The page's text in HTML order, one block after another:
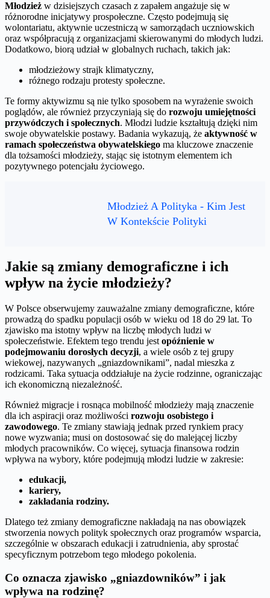
Młodzież w dzisiejszych czasach z zapałem angażuje się w
różnorodne inicjatywy prospołeczne. Często podejmują się
wolontariatu, aktywnie uczestniczą w samorządach uczniowskich
oraz współpracują z organizacjami skierowanymi do młodych ludzi.
Dodatkowo, biorą udział w globalnych ruchach, takich jak:
młodzieżowy strajk klimatyczny,
różnego rodzaju protesty społeczne.
Te formy aktywizmu są nie tylko sposobem na wyrażenie swoich
poglądów, ale również przyczyniają się do rozwoju umiejętności
przywódczych i społecznych. Młodzi ludzie kształtują dzięki nim
swoje obywatelskie postawy. Badania wykazują, że aktywność w
ramach społeczeństwa obywatelskiego ma kluczowe znaczenie
dla tożsamości młodzieży, stając się istotnym elementem ich
pozytywnego potencjału życiowego.
Młodzież A Polityka - Kim Jest
W Kontekście Polityki
Jakie są zmiany demograficzne i ich
wpływ na życie młodzieży?
W Polsce obserwujemy zauważalne zmiany demograficzne, które
prowadzą do spadku populacji osób w wieku od 18 do 29 lat. To
zjawisko ma istotny wpływ na liczbę młodych ludzi w
społeczeństwie. Efektem tego trendu jest opóźnienie w
podejmowaniu dorosłych decyzji, a wiele osób z tej grupy
wiekowej, nazywanych „gniazdownikami”, nadal mieszka z
rodzicami. Taka sytuacja oddziałuje na życie rodzinne, ograniczając
ich ekonomiczną niezależność.
Również migracje i rosnąca mobilność młodzieży mają znaczenie
dla ich aspiracji oraz możliwości rozwoju osobistego i
zawodowego. Te zmiany stawiają jednak przed rynkiem pracy
nowe wyzwania; musi on dostosować się do malejącej liczby
młodych pracowników. Co więcej, sytuacja finansowa rodzin
wpływa na wybory, które podejmują młodzi ludzie w zakresie:
edukacji,
kariery,
zakładania rodziny.
Dlatego też zmiany demograficzne nakładają na nas obowiązek
stworzenia nowych polityk społecznych oraz programów wsparcia,
szczególnie w obszarach edukacji i zatrudnienia, aby sprostać
specyficznym potrzebom tego młodego pokolenia.
Co oznacza zjawisko „gniazdowników” i jak
wpływa na rodzinę?